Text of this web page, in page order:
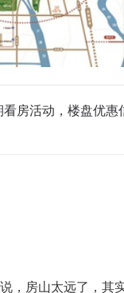
房活动，楼盘优惠
，房山太远了，其